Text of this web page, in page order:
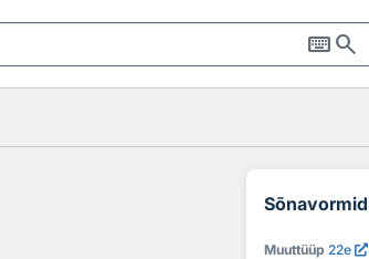
keyboardsearch
Sõnavormid
Muuttüüp 22e